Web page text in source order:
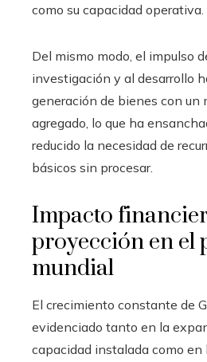
como su capacidad operativa.
Del mismo modo, el impulso
investigación y al desarrollo
generación de bienes con un
agregado, lo que ha
reducido la necesidad de
básicos sin procesar.
Impacto
proyección en el
mundial
El crecimiento constante de
evidenciado tanto en la
capacidad instalada como